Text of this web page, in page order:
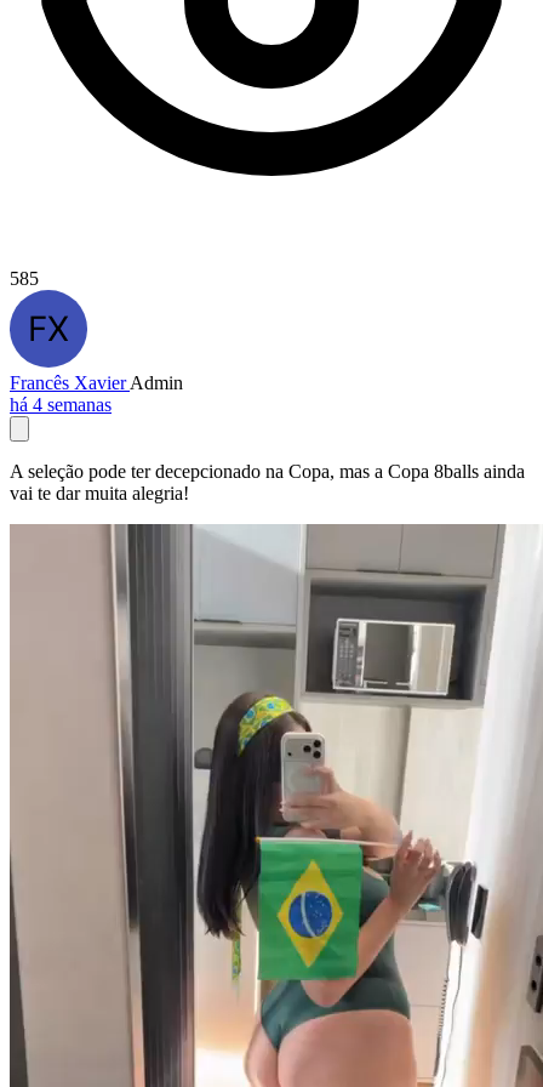
585
Francês XavierAdmin
há 4 semanas
A seleção pode ter decepcionado na Copa, mas a Copa 8balls ainda
vai te dar muita alegria!